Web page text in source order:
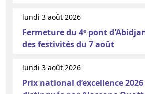
lundi 3 août 2026
Fermeture du 4ᵉ pont
des festivités du 7 août
lundi 3 août 2026
Prix national d’excellence